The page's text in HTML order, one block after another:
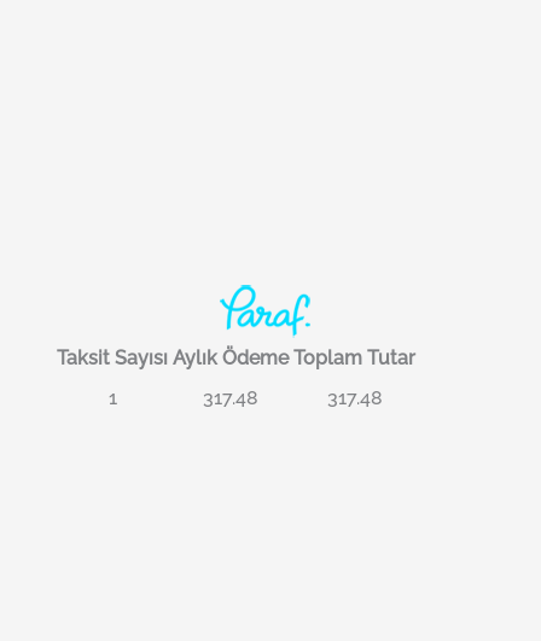
Taksit Sayısı Aylık Ödeme Toplam Tutar
1
317.48 317.48